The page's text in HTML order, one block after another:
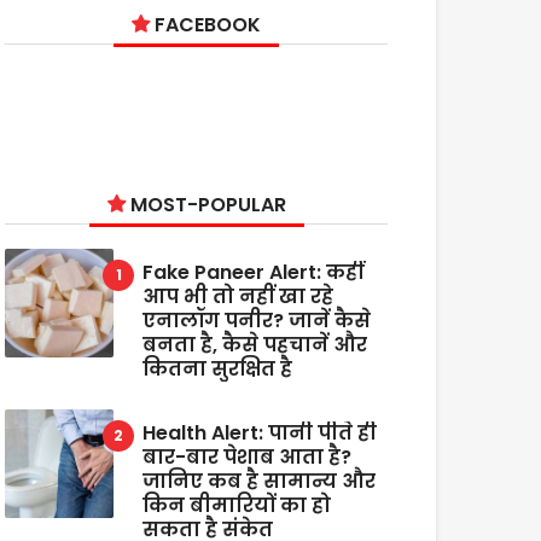
FACEBOOK
MOST-POPULAR
Fake Paneer Alert: कहीं
आप भी तो नहीं खा रहे
एनालॉग पनीर? जानें कैसे
बनता है, कैसे पहचानें और
कितना सुरक्षित है
Health Alert: पानी पीते ही
बार-बार पेशाब आता है?
जानिए कब है सामान्य और
किन बीमारियों का हो
सकता है संकेत